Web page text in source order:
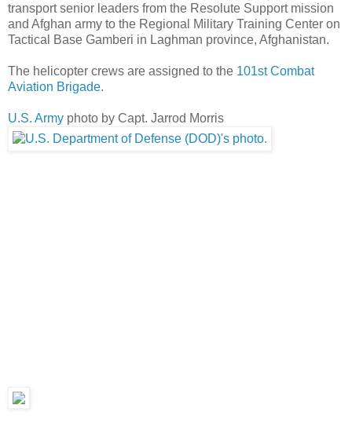
transport senior leaders from the Resolute Support mission
and Afghan army to the Regional Military Training Center on
Tactical Base Gamberi in Laghman province, Afghanistan.
The helicopter crews are assigned to the 101st Combat
Aviation Brigade.
U.S. Army photo by Capt. Jarrod Morris